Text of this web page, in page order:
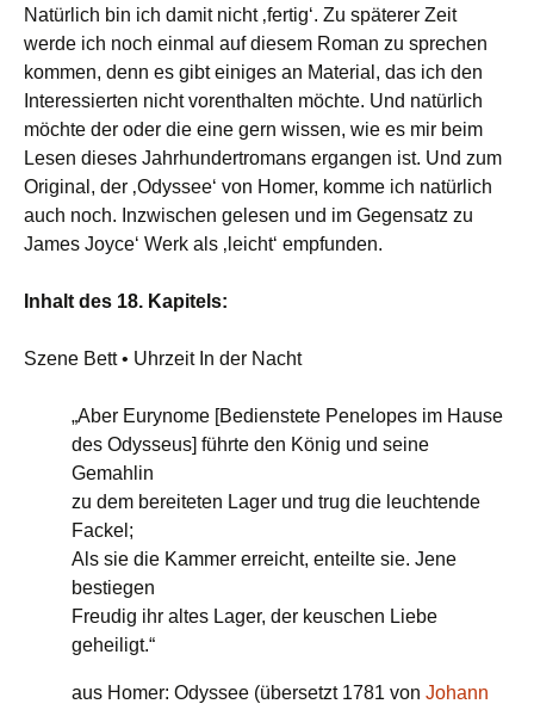
Natürlich bin ich damit nicht ‚fertig‘. Zu späterer Zeit
werde ich noch einmal auf diesem Roman zu sprechen
kommen, denn es gibt einiges an Material, das ich den
Interessierten nicht vorenthalten möchte. Und natürlich
möchte der oder die eine gern wissen, wie es mir beim
Lesen dieses Jahrhundertromans ergangen ist. Und zum
Original, der ‚Odyssee‘ von Homer, komme ich natürlich
auch noch. Inzwischen gelesen und im Gegensatz zu
James Joyce‘ Werk als ‚leicht‘ empfunden.
Inhalt des 18. Kapitels:
Szene Bett • Uhrzeit In der Nacht
„Aber Eurynome [Bedienstete Penelopes im Hause
des Odysseus] führte den König und seine
Gemahlin
zu dem bereiteten Lager und trug die leuchtende
Fackel;
Als sie die Kammer erreicht, enteilte sie. Jene
bestiegen
Freudig ihr altes Lager, der keuschen Liebe
geheiligt.“
aus Homer: Odyssee (übersetzt 1781 von Johann